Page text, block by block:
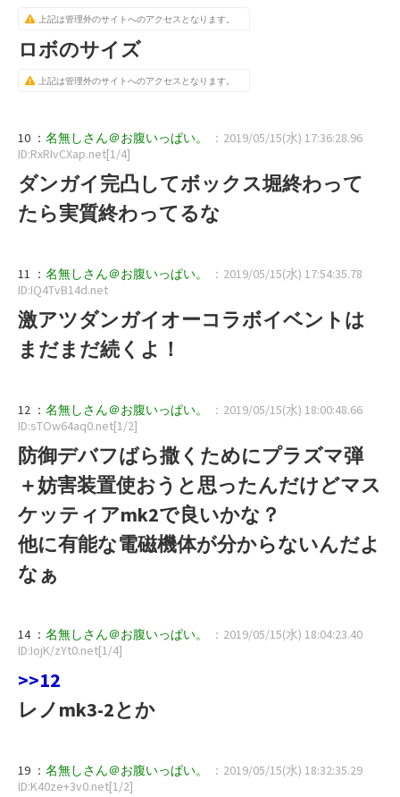
上記は管理外のサイトへのアクセスとなります。
ロボのサイズ
上記は管理外のサイトへのアクセスとなります。
10 ： 名無しさん＠お腹いっぱい。
：2019/05/15(水) 17:36:28.96
ID:RxRIvCXap.net[1/4]
ダンガイ完凸してボックス堀終わって
たら実質終わってるな
11 ： 名無しさん＠お腹いっぱい。
：2019/05/15(水) 17:54:35.78
ID:IQ4TvB14d.net
激アツダンガイオーコラボイベントは
まだまだ続くよ！
12 ： 名無しさん＠お腹いっぱい。
：2019/05/15(水) 18:00:48.66
ID:sTOw64aq0.net[1/2]
防御デバフばら撒くためにプラズマ弾
＋妨害装置使おうと思ったんだけどマス
ケッティアmk2で良いかな？
他に有能な電磁機体が分からないんだよ
なぁ
14 ： 名無しさん＠お腹いっぱい。
：2019/05/15(水) 18:04:23.40
ID:IojK/zYt0.net[1/4]
>>12
レノmk3-2とか
19 ： 名無しさん＠お腹いっぱい。
：2019/05/15(水) 18:32:35.29
ID:K40ze+3v0.net[1/2]